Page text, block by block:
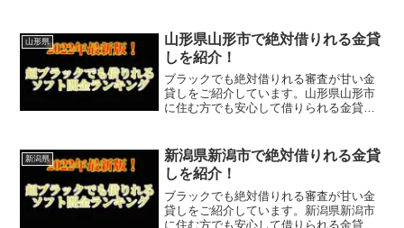
はなく、国または奈良県生駒市で貸金業
登録をしている正規の金貸し...
山形県
山形県山形市で絶対借りれる金貸
しを紹介！
ブラックでも絶対借りれる審査が甘い金
貸しをご紹介しています。山形県山形市
に住む方でも安心して借りられる金貸し
はなく、国または山形県山形市で貸金業
登録をしている正規の金貸し...
新潟県
新潟県新潟市で絶対借りれる金貸
しを紹介！
ブラックでも絶対借りれる審査が甘い金
貸しをご紹介しています。新潟県新潟市
に住む方でも安心して借りられる金貸し